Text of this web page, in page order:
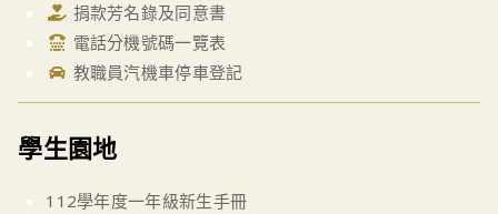
捐款芳名錄及同意書
電話分機號碼一覽表
教職員汽機車停車登記
學生園地
112學年度一年級新生手冊